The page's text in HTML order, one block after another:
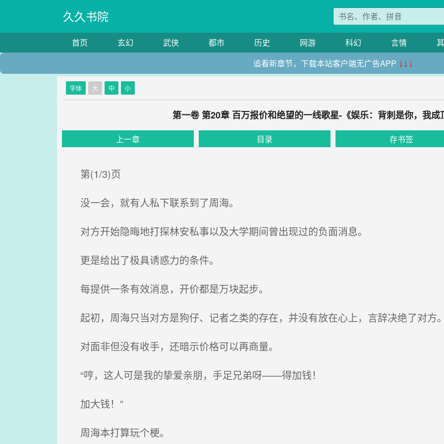
久久书院
首页 玄幻 武侠 都市 历史 网游 科幻 言情
追看新章节，下载本站客户端无广告APP ↓↓↓
字体 大 中 小
第一卷 第20章 百万报价和绝望的一线歌星-《娱乐：背刺是你，我成
上一章 目录 存书签
第(1/3)页
没一会，就有人私下联系到了周海。
对方开始隐晦地打探林安私事以及大学期间曾出现过的负面消息。
更是给出了极具诱惑力的条件。
每提供一条有效消息，开价都是万块起步。
起初，周海只当对方是狗仔、记者之类的存在，并没有放在心上，言辞决绝了对方
对面非但没有收手，还暗示价格可以再商量。
“哼，这人可是我的挚爱亲朋，手足兄弟呀——得加钱！
加大钱！”
周海本打算玩个梗。